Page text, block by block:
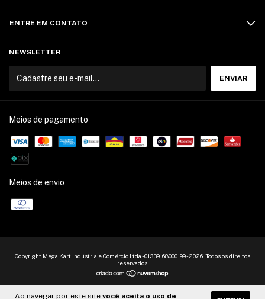
Ao navegar por este site você aceita o uso de
ENTRE EM CONTATO
NEWSLETTER
Meios de pagamento
Meios de envio
Copyright Mega Kart Indústria e Comércio Ltda - 01339168000199 - 2026. Todos os direitos
reservados.